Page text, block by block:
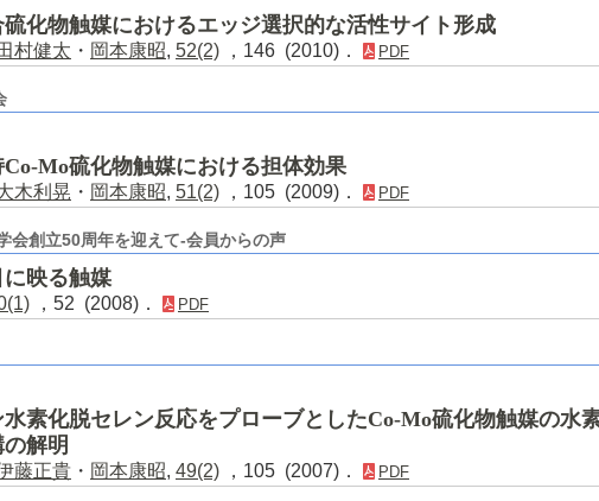
化物触媒におけるエッジ選択的な活性サイト形成
村健太 ・ 岡本康昭, 52(2) ，146 (2010)． PDF
Mo硫化物触媒における担体効果
木利晃 ・ 岡本康昭, 51(2) ，105 (2009)． PDF
会創立50周年を迎えて-会員からの声
映る触媒
，52 (2008)． PDF
素化脱セレン反応をプローブとしたCo-Mo硫化物触媒の水
解明
藤正貴 ・ 岡本康昭, 49(2) ，105 (2007)． PDF